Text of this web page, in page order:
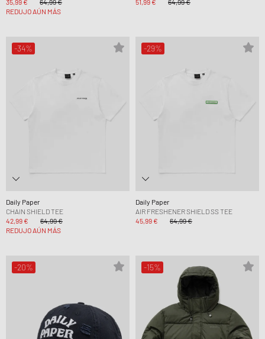
35,99 €
64,99 €
REDUJO AÚN MÁS
51,99 € 64,99 €
-34%
Daily Paper
CHAIN SHIELD TEE
42,99 €
64,99 €
REDUJO AÚN MÁS
-29%
Daily Paper
AIR FRESHENER SHIELD SS TEE
45,99 €
64,99 €
-20% -15%